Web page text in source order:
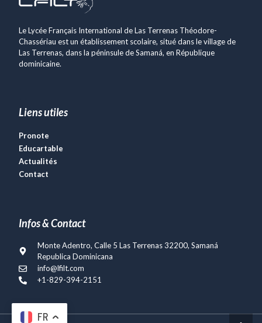
Le Lycée Français International de Las Terrenas Théodore-
Chassériau est un établissement scolaire, situé dans le village de
Las Terrenas, dans la péninsule de Samaná, en République
dominicaine.
Liens utiles
Pronote
Educartable
Actualités
Contact
Infos & Contact
Monte Adentro, Calle 5 Las Terrenas 32200, Samaná
Republica Dominicana
info@lfilt.com
+1-829-394-2151
FR